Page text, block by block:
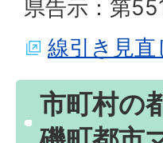
県告示：第
線引き見直
市町村の